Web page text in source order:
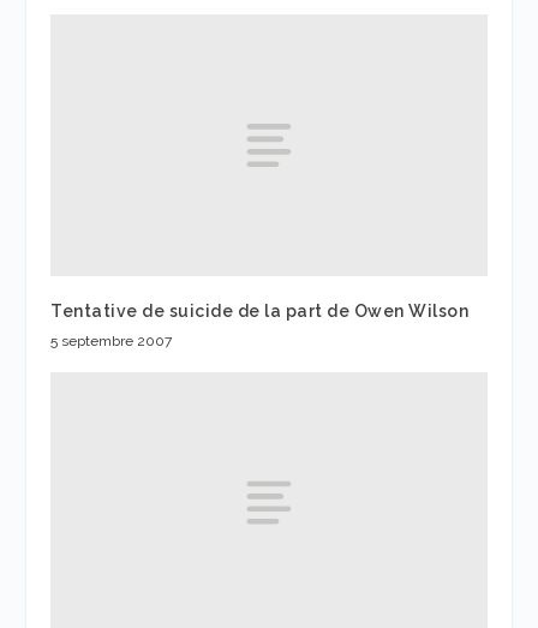
Tentative de suicide de la part de Owen Wilson
5 septembre 2007